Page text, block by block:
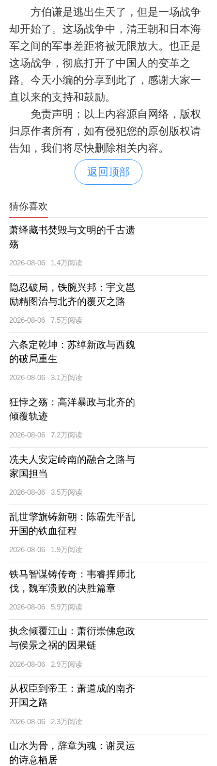
方伯谦是逃出生天了，但是一场战争
却开始了。这场战争中，清王朝和日本海
军之间的军事差距将被无限放大。也正是
这场战争，彻底打开了中国人的变革之
路。今天小编的分享到此了，感谢大家一
直以来的支持和鼓励。
免责声明：以上内容源自网络，版权
归原作者所有，如有侵犯您的原创版权请
告知，我们将尽快删除相关内容。
返回顶部
猜你喜欢
萧绎藏书焚毁与文明的千古遗
殇
2026-08-06 1.4万阅读
隐忍破局，铁腕兴邦：宇文邕
励精图治与北齐的覆灭之路
2026-08-06 7.5万阅读
六条定乾坤：苏绰新政与西魏
的破局重生
2026-08-06 3.1万阅读
狂悖之殇：高洋暴政与北齐的
倾覆轨迹
2026-08-06 7.2万阅读
冼夫人安定岭南的融合之路与
家国担当
2026-08-06 3.5万阅读
乱世擎旗铸新朝：陈霸先平乱
开国的铁血征程
2026-08-06 1.9万阅读
铁马智谋铸传奇：韦睿挥师北
伐，魏军溃败的决胜篇章
2026-08-06 5.9万阅读
执念倾覆江山：萧衍崇佛怠政
与侯景之祸的因果链
2026-08-06 2.9万阅读
从权臣到帝王：萧道成的南齐
开国之路
2026-08-06 2.3万阅读
山水为骨，辞章为魂：谢灵运
的诗意栖居